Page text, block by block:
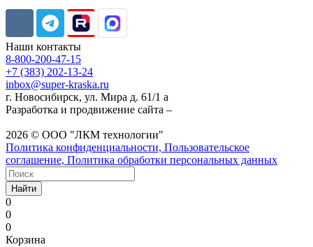
Наши контакты
8-800-200-47-15
+7 (383) 202-13-24
inbox@super-kraska.ru
г. Новосибирск, ул. Мира д. 61/1 а
Разработка и продвижение сайта –
2026 © ООО "ЛКМ технологии"
Политика конфиденциальности, Пользовательское
соглашение, Политика обработки персональных данных
Найти
0
0
0
Корзина